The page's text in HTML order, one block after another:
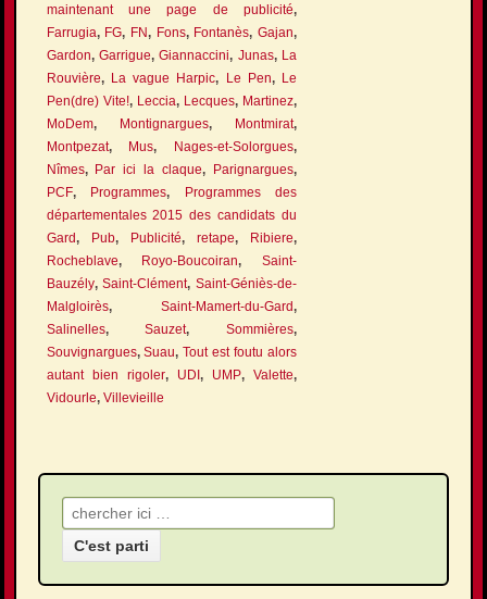
maintenant une page de publicité,
Farrugia, FG, FN, Fons, Fontanès,Gajan,
Gardon, Garrigue,Giannaccini, Junas, La
Rouvière, La vague Harpic, Le Pen, Le
Pen(dre) Vite!, Leccia, Lecques, Martinez,
MoDem, Montignargues, Montmirat,
Montpezat, Mus, Nages-et-Solorgues,
Nîmes, Par ici la claque, Parignargues,
PCF, Programmes, Programmes des
départementales 2015 des candidats du
Gard, Pub, Publicité,retape, Ribiere,
Rocheblave, Royo-Boucoiran,Saint-
Bauzély,Saint-Clément,Saint-Géniès-de-
Malgloirès,Saint-Mamert-du-Gard,
Salinelles,Sauzet,Sommières,
Souvignargues,Suau,Tout est foutu alors
autant bien rigoler, UDI, UMP,Valette,
Vidourle, Villevieille
Recherche pour: